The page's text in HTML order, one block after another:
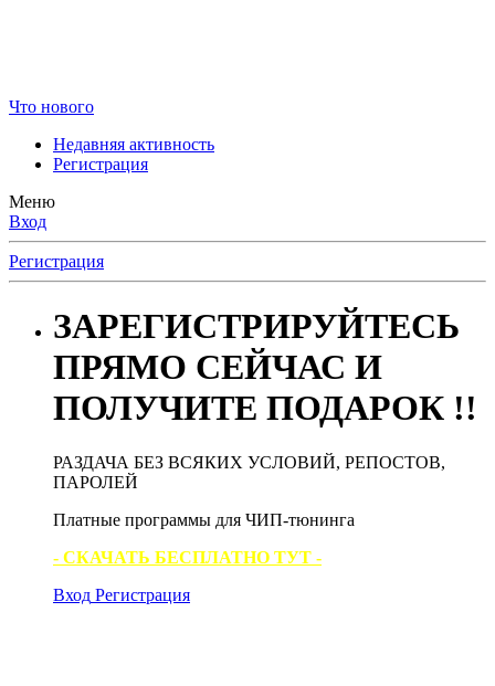
Что нового
Недавняя активность
Регистрация
Меню
Вход
Регистрация
ЗАРЕГИСТРИРУЙТЕСЬ
ПРЯМО СЕЙЧАС И
ПОЛУЧИТЕ ПОДАРОК !!
РАЗДАЧА БЕЗ ВСЯКИХ УСЛОВИЙ, РЕПОСТОВ,
ПАРОЛЕЙ
Платные программы для ЧИП-тюнинга
- СКАЧАТЬ БЕСПЛАТНО ТУТ -
Вход Регистрация